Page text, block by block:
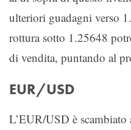
ulteriori guadagni verso
rottura sotto 1.25648
di vendita, puntando al
EUR/USD
L’EUR/USD è